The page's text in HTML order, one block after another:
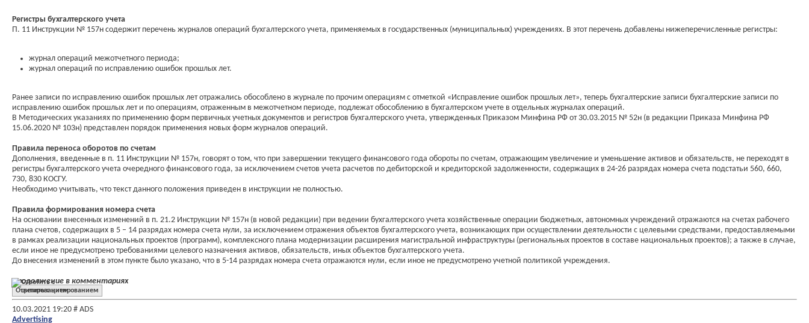
Регистры бухгалтерского учета
П. 11 Инструкции № 157н содержит перечень журналов операций бухгалтерского учета, применяемых в государственных (муниципальных) учреждениях. В этот перечень добавлены нижеперечисленные регистры:
журнал операций межотчетного периода;
журнал операций по исправлению ошибок прошлых лет.
Ранее записи по исправлению ошибок прошлых лет отражались обособлено в журнале по прочим операциям с отметкой «Исправление ошибок прошлых лет», теперь бухгалтерские записи бухгалтерские записи по
исправлению ошибок прошлых лет и по операциям, отраженным в межотчетном периоде, подлежат обособлению в бухгалтерском учете в отдельных журналах операций.
В Методических указаниях по применению форм первичных учетных документов и регистров бухгалтерского учета, утвержденных Приказом Минфина РФ от 30.03.2015 № 52н (в редакции Приказа Минфина РФ
15.06.2020 № 103н) представлен порядок применения новых форм журналов операций.
Правила переноса оборотов по счетам
Дополнения, введенные в п. 11 Инструкции № 157н, говорят о том, что при завершении текущего финансового года обороты по счетам, отражающим увеличение и уменьшение активов и обязательств, не переходят в
регистры бухгалтерского учета очередного финансового года, за исключением счетов учета расчетов по дебиторской и кредиторской задолженности, содержащих в 24-26 разрядах номера счета подстатьи 560, 660,
730, 830 КОСГУ.
Необходимо учитывать, что текст данного положения приведен в инструкции не полностью.
Правила формирования номера счета
На основании внесенных изменений в п. 21.2 Инструкции № 157н (в новой редакции) при ведении бухгалтерского учета хозяйственные операции бюджетных, автономных учреждений отражаются на счетах рабочего
плана счетов, содержащих в 5 – 14 разрядах номера счета нули, за исключением отражения объектов бухгалтерского учета, возникающих при осуществлении деятельности с целевыми средствами, предоставляемыми
в рамках реализации национальных проектов (программ), комплексного плана модернизации расширения магистральной инфраструктуры (региональных проектов в составе национальных проектов); а также в случае,
если иное не предусмотрено требованиями целевого назначения активов, обязательств, иных объектов бухгалтерского учета.
До внесения изменений в этом пункте было указано, что в 5-14 разрядах номера счета отражаются нули, если иное не предусмотрено учетной политикой учреждения.
Продолжение в комментариях
Ответить с цитированием
10.03.2021 19:20 # ADS
Advertising